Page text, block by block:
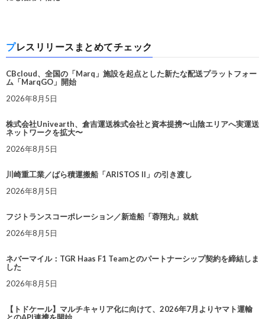
プレスリリースまとめてチェック
CBcloud、全国の「Marq」施設を起点とした新たな配送プラットフォー
ム「MarqGO」開始
2026年8月5日
株式会社Univearth、倉吉運送株式会社と資本提携〜山陰エリアへ実運送
ネットワークを拡大〜
2026年8月5日
川崎重工業／ばら積運搬船「ARISTOS II」の引き渡し
2026年8月5日
フジトランスコーポレーション／新造船「蓉翔丸」就航
2026年8月5日
ネバーマイル：TGR Haas F1 Teamとのパートナーシップ契約を締結しま
した
2026年8月5日
【トドケール】マルチキャリア化に向けて、2026年7月よりヤマト運輸